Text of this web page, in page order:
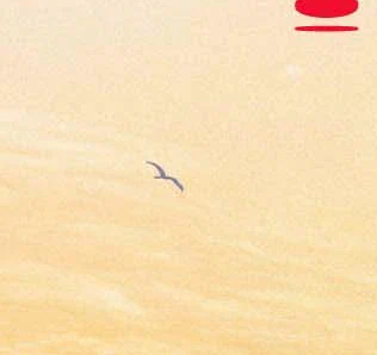
лекции
книги